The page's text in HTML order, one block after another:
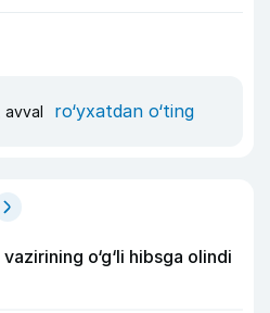
avval ro‘yxatdan o‘ting
o‘g‘li hibsga olindi